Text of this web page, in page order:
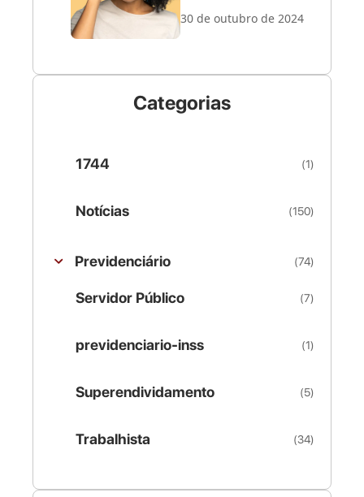
30 de outubro de 2024
Categorias
1744 (1)
Notícias (150)
Previdenciário (74)
Servidor Público (7)
previdenciario-inss (1)
Superendividamento (5)
Trabalhista (34)